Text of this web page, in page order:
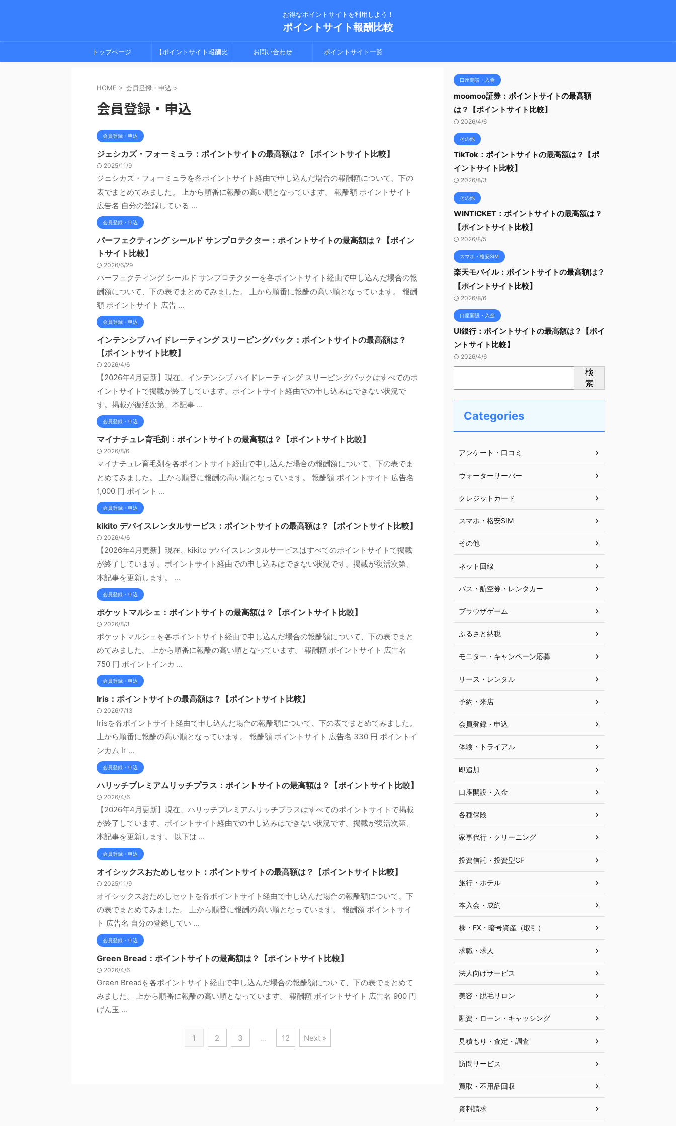
お得なポイントサイトを利用しよう！
ポイントサイト報酬比較
トップページ 【ポイントサイト報酬比 お問い合わせ ポイントサイト一覧
HOME > 会員登録・申込 >
会員登録・申込
会員登録・申込
ジェシカズ・フォーミュラ：ポイントサイトの最高額は？【ポイントサイト比較】
2025/11/9
ジェシカズ・フォーミュラを各ポイントサイト経由で申し込んだ場合の報酬額について、下の
表でまとめてみました。 上から順番に報酬の高い順となっています。 報酬額 ポイントサイト
広告名 自分の登録している ...
会員登録・申込
パーフェクティング シールド サンプロテクター：ポイントサイトの最高額は？【ポイン
トサイト比較】
2026/6/29
パーフェクティング シールド サンプロテクターを各ポイントサイト経由で申し込んだ場合の報
酬額について、下の表でまとめてみました。 上から順番に報酬の高い順となっています。 報酬
額 ポイントサイト 広告 ...
会員登録・申込
インテンシブ ハイドレーティング スリーピングパック：ポイントサイトの最高額は？
【ポイントサイト比較】
2026/4/6
【2026年4月更新】現在、インテンシブ ハイドレーティング スリーピングパックはすべてのポ
イントサイトで掲載が終了しています。ポイントサイト経由での申し込みはできない状況で
す。掲載が復活次第、本記事 ...
会員登録・申込
マイナチュレ育毛剤：ポイントサイトの最高額は？【ポイントサイト比較】
2026/8/6
マイナチュレ育毛剤を各ポイントサイト経由で申し込んだ場合の報酬額について、下の表でま
とめてみました。 上から順番に報酬の高い順となっています。 報酬額 ポイントサイト 広告名
1,000 円 ポイント ...
会員登録・申込
kikito デバイスレンタルサービス：ポイントサイトの最高額は？【ポイントサイト比較】
2026/4/6
【2026年4月更新】現在、kikito デバイスレンタルサービスはすべてのポイントサイトで掲載
が終了しています。ポイントサイト経由での申し込みはできない状況です。掲載が復活次第、
本記事を更新します。 ...
会員登録・申込
ポケットマルシェ：ポイントサイトの最高額は？【ポイントサイト比較】
2026/8/3
ポケットマルシェを各ポイントサイト経由で申し込んだ場合の報酬額について、下の表でまと
めてみました。 上から順番に報酬の高い順となっています。 報酬額 ポイントサイト 広告名
750 円 ポイントインカ ...
会員登録・申込
Iris：ポイントサイトの最高額は？【ポイントサイト比較】
2026/7/13
Irisを各ポイントサイト経由で申し込んだ場合の報酬額について、下の表でまとめてみました。
上から順番に報酬の高い順となっています。 報酬額 ポイントサイト 広告名 330 円 ポイントイ
ンカム Ir ...
会員登録・申込
ハリッチプレミアムリッチプラス：ポイントサイトの最高額は？【ポイントサイト比較】
2026/4/6
【2026年4月更新】現在、ハリッチプレミアムリッチプラスはすべてのポイントサイトで掲載
が終了しています。ポイントサイト経由での申し込みはできない状況です。掲載が復活次第、
本記事を更新します。 以下は ...
会員登録・申込
オイシックスおためしセット：ポイントサイトの最高額は？【ポイントサイト比較】
2025/11/9
オイシックスおためしセットを各ポイントサイト経由で申し込んだ場合の報酬額について、下
の表でまとめてみました。 上から順番に報酬の高い順となっています。 報酬額 ポイントサイ
ト 広告名 自分の登録してい ...
会員登録・申込
Green Bread：ポイントサイトの最高額は？【ポイントサイト比較】
2026/4/6
Green Breadを各ポイントサイト経由で申し込んだ場合の報酬額について、下の表でまとめて
みました。 上から順番に報酬の高い順となっています。 報酬額 ポイントサイト 広告名 900 円
げん玉 ...
1 2 3 … 12 Next »
口座開設・入金
moomoo証券：ポイントサイトの最高額
は？【ポイントサイト比較】
2026/4/6
その他
TikTok：ポイントサイトの最高額は？【ポ
イントサイト比較】
2026/8/3
その他
WINTICKET：ポイントサイトの最高額は？
【ポイントサイト比較】
2026/8/5
スマホ・格安SIM
楽天モバイル：ポイントサイトの最高額は？
【ポイントサイト比較】
2026/8/6
口座開設・入金
UI銀行：ポイントサイトの最高額は？【ポイ
ントサイト比較】
2026/4/6
検
索
Categories
アンケート・口コミ
ウォーターサーバー
クレジットカード
スマホ・格安SIM
その他
ネット回線
バス・航空券・レンタカー
ブラウザゲーム
ふるさと納税
モニター・キャンペーン応募
リース・レンタル
予約・来店
会員登録・申込
体験・トライアル
即追加
口座開設・入金
各種保険
家事代行・クリーニング
投資信託・投資型CF
旅行・ホテル
本入会・成約
株・FX・暗号資産（取引）
求職・求人
法人向けサービス
美容・脱毛サロン
融資・ローン・キャッシング
見積もり・査定・調査
訪問サービス
買取・不用品回収
資料請求